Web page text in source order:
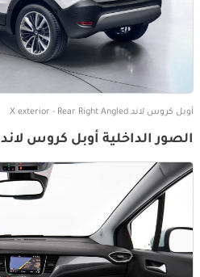
أوبل كروس لاند X exterior - Rear Right Angled
الصور الداخلية أوبل كروس لاند X